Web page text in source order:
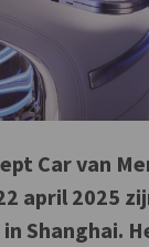
Car van
april 2025
Shanghai.